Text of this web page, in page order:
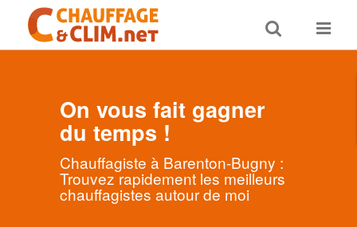
Toggle
search
Toggle
On vous fait gagner
du temps !
Chauffagiste à Barenton-Bugny :
Trouvez rapidement les meilleurs
chauffagistes autour de moi